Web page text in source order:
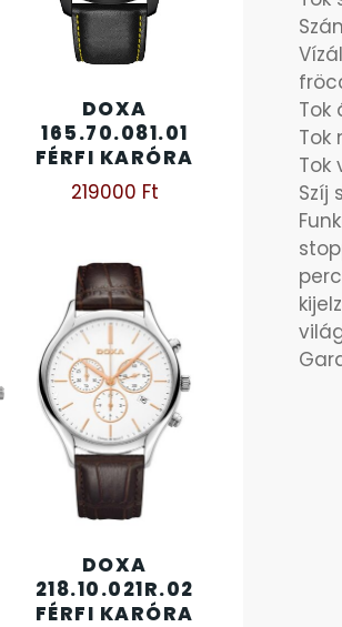
DOXA
165.70.081.01
FÉRFI KARÓRA
219000 Ft
DOXA
218.10.021R.02
FÉRFI KARÓRA
Tok
Tok
Tok
Szíj